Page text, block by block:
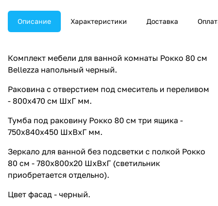
Описание Характеристики Доставка
Комплект мебели для ванной комнаты Рокко 80 см
Bellezza напольный черный.
Раковина с отверстием под смеситель и переливом
- 800х470 см ШхГ мм.
Тумба под раковину Рокко 80 см три ящика -
750х840х450 ШхВхГ мм.
Зеркало для ванной без подсветки с полкой Рокко
80 см - 780х800х20 ШхВхГ (светильник
приобретается отдельно).
Цвет фасад - черный.